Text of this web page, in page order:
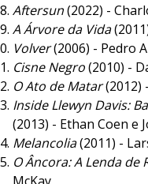
Aftersun(2022) -
A Árvore da Vida
Volver(2006) - Pedro
Cisne Negro(2010) -
O Ato de Matar(2012)
Inside Llewyn Davis:
(2013) - Ethan Coen e
Melancolia(2011) -
O Âncora: A Lenda de